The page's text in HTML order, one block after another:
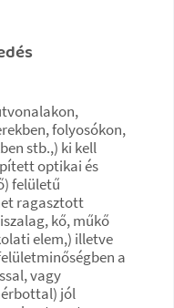
folyosókon,
stb.,) ki kell
optikai és
felületű
ragasztott
kő, műkő
elem,) illetve
a
vagy
jól